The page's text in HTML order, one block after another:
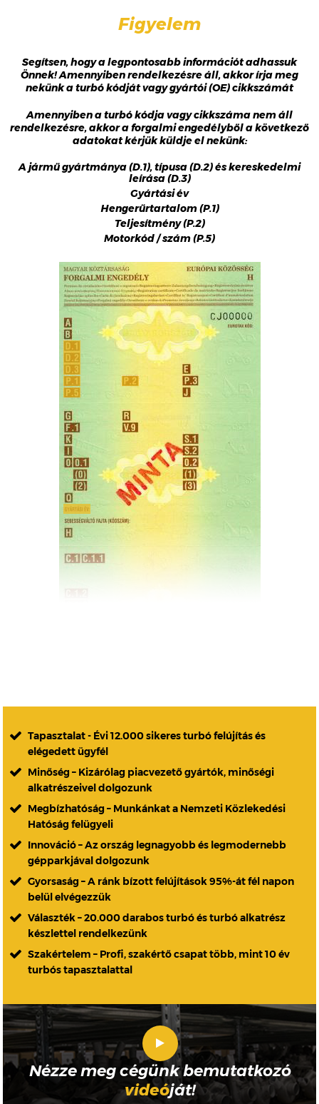
Figyelem
Segítsen, hogy a legpontosabb információt adhassuk
Önnek! Amennyiben rendelkezésre áll, akkor írja meg
nekünk a turbó kódját vagy gyártói (OE) cikkszámát
Amennyiben a turbó kódja vagy cikkszáma nem áll
rendelkezésre, akkor a forgalmi engedélyből a következő
adatokat kérjük küldje el nekünk:
A jármű gyártmánya (D.1), típusa (D.2) és kereskedelmi
leírása (D.3)
Gyártási év
Hengerűrtartalom (P.1)
Teljesítmény (P.2)
Motorkód / szám (P.5)
Tapasztalat - Évi 12.000 sikeres turbó felújítás és
elégedett ügyfél
Minőség – Kizárólag piacvezető gyártók, minőségi
alkatrészeivel dolgozunk
Megbízhatóság – Munkánkat a Nemzeti Közlekedési
Hatóság felügyeli
Innováció – Az ország legnagyobb és legmodernebb
gépparkjával dolgozunk
Gyorsaság – A ránk bízott felújítások 95%-át fél napon
belül elvégezzük
Választék – 20.000 darabos turbó és turbó alkatrész
készlettel rendelkezünk
Szakértelem – Profi, szakértő csapat több, mint 10 év
turbós tapasztalattal
Nézze meg cégünk bemutatkozó
videóját!